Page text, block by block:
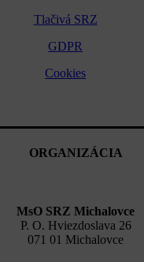
Tlačivá SRZ
GDPR
Cookies
ORGANIZÁCIA
MsO SRZ Michalovce
P. O. Hviezdoslava 26
071 01 Michalovce